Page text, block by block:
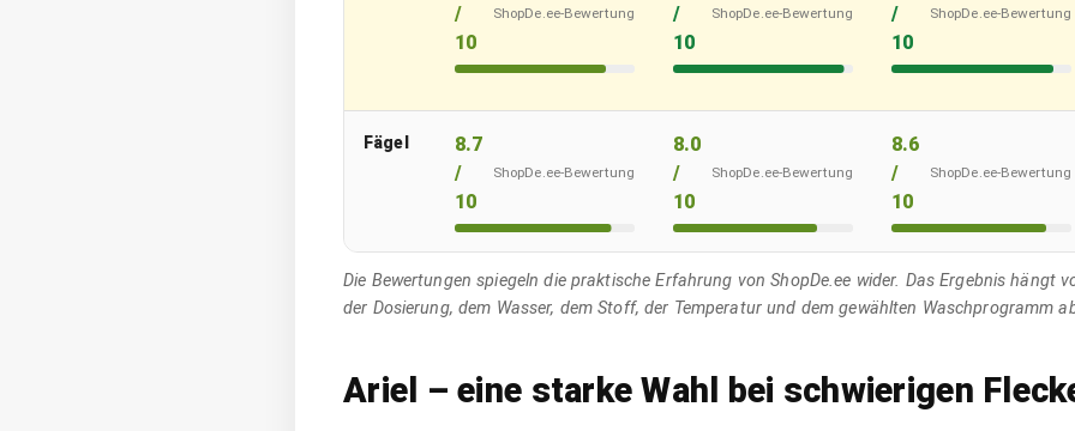
/
10
ShopDe.ee-Bewertung
/
10
ShopDe.ee-Bewertung
/
10
ShopDe.ee-Bewertung
Fägel
8.7
/
10
ShopDe.ee-Bewertung
8.0
/
10
ShopDe.ee-Bewertung
8.6
/
10
ShopDe.ee-Bewertung
Die Bewertungen spiegeln die praktische Erfahrung von ShopDe.ee wider. Das Ergebnis hängt
der Dosierung, dem Wasser, dem Stoff, der Temperatur und dem gewählten Waschprogramm
Ariel – eine starke Wahl bei schwierigen